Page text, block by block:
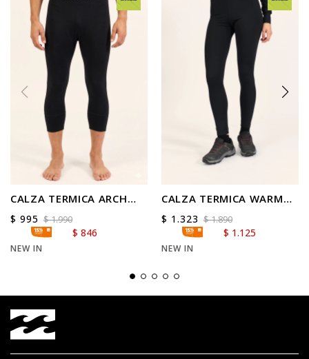
CALZA TERMICA ARCH
OPERATOR
$ 995 $1.990
$ 846
NEW IN
CALZA TERMICA WARM
UP
$ 1.323 $1.890
$ 1.125
NEW IN